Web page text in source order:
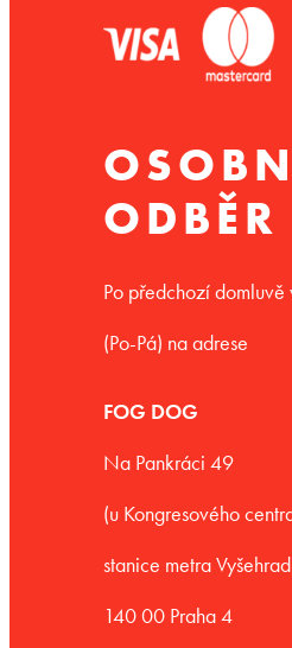
ODBĚR
Po předchozí domluvě
(Po-Pá) na adrese
FOG DOG
Na Pankráci 49
(u Kongresového
stanice metra
140 00 Praha 4